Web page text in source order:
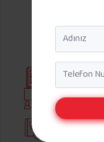
Ücretsiz
Ücretsiz
Sınırsız
Name
Telefon